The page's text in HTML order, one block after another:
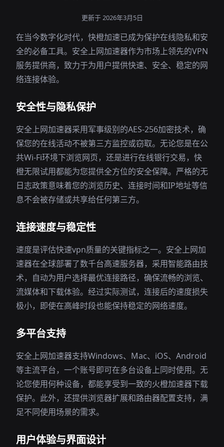
更新于 2026年3月5日
在当今数字化时代，快橙加速已成为保护在线隐私和安
全的必备工具。安全上网加速器作为市场上领先的VPN
服务提供商，致力于为用户提供快速、安全、稳定的网
络连接体验。
安全性与隐私保护
安全上网加速器采用军事级别的AES-256加密技术，确
保您的在线活动不被第三方监控或窃取。无论您是在公
共Wi-Fi环境下浏览网页，还是进行在线银行交易，快
橙无限试用都能为您提供全方位的安全保障。严格的无
日志政策意味着您的浏览历史、连接时间和IP地址等信
息不会被存储或共享给任何第三方。
连接速度与稳定性
速度是评估快速vpn质量的关键指标之一。安全上网加
速器在全球部署了数千台高速服务器，采用智能路由技
术，自动为用户选择最优连接路径，确保流畅的浏览、
流媒体和下载体验。经过实际测试，连接后的速度损失
极小，即使在高峰时段也能保持稳定的网络速度。
多平台支持
安全上网加速器支持Windows、Mac、iOS、Android
等主流平台，一个账号即可在多台设备上同时使用。无
论您使用何种设备，都能享受到一致的火橙加速器下载
保护。此外，还提供浏览器扩展和路由器配置支持，满
足不同使用场景的需求。
用户体验与界面设计